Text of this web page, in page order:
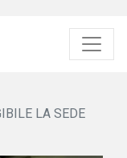
LA SEDE